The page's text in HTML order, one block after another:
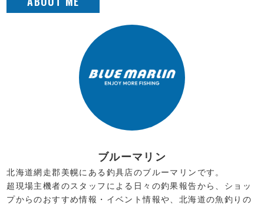
ブルーマリン
北海道網走郡美幌にある釣具店のブルーマリンです。
超現場主機者のスタッフによる日々の釣果報告から、ショッ
プからのおすすめ情報・イベント情報や、北海道の魚釣りの